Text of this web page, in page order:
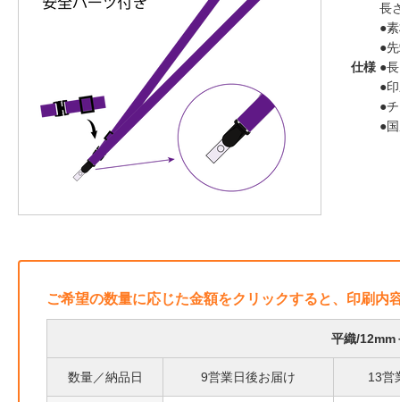
仕様
長
●
●
●
●
●
●
ご希望の数量に応じた金額をクリックすると、印刷内
平織/12mm
数量／納品日 9営業日後お届け 13営